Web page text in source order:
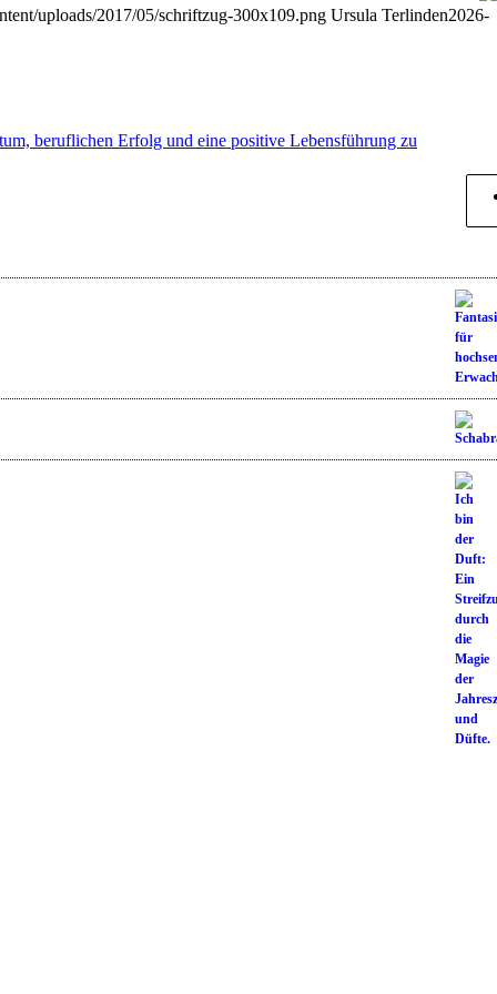
uploads/2017/05/schriftzug-300x109.png Ursula Terlinden2026-
beruflichen Erfolg und eine positive Lebensführung zu